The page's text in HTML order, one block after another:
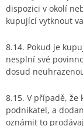
dispozici v okolí
kupující vytknout
8.14. Pokud je
nesplní své
dosud
8.15. V případě,
podnikatel, a
oznámit to